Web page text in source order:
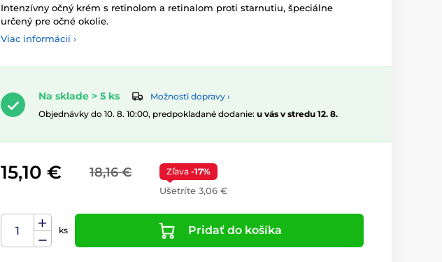
Intenzívny očný krém s retinolom a retinalom proti starnutiu, špeciálne
určený pre očné okolie.
Viac informácií ›
Na sklade > 5 ks
Možnosti dopravy ›
Objednávky do 10. 8. 10:00, predpokladané dodanie: u vás v stredu 12. 8.
18,16 €
15,10 € Zľava -17%
Ušetríte 3,06 €
ks Pridať do košíka